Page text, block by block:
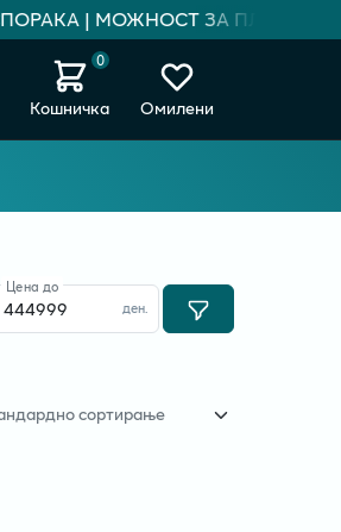
| МОЖНОСТ ЗА ПЛАЌАЊЕ
0
Кошничка Омилени
ден.
Цена до
сортирање